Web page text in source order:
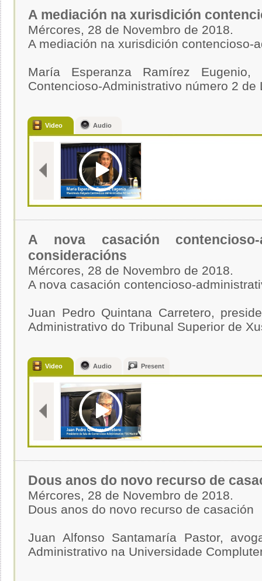
A mediación na xurisdición
Mércores, 28 de Novembro de 2018.
A mediación na xurisdición contencioso-
María Esperanza Ramírez
Contencioso-Administrativo número 2
Video Audio
A nova casación contencioso-
consideracións
Mércores, 28 de Novembro de 2018.
A nova casación contencioso-
Juan Pedro Quintana Carretero,
Administrativo do Tribunal Superior de
Video Audio Present
Dous anos do novo recurso de
Mércores, 28 de Novembro de 2018.
Dous anos do novo recurso de casación
Juan Alfonso Santamaría Pastor,
Administrativo na Universidade